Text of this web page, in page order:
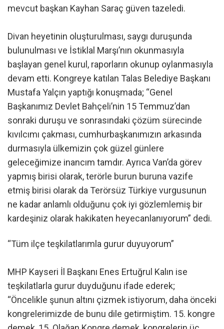
mevcut başkan Kayhan Saraç güven tazeledi.
Divan heyetinin oluşturulması, saygı duruşunda
bulunulması ve İstiklal Marşı’nın okunmasıyla
başlayan genel kurul, raporların okunup oylanmasıyla
devam etti. Kongreye katılan Talas Belediye Başkanı
Mustafa Yalçın yaptığı konuşmada; “Genel
Başkanımız Devlet Bahçeli’nin 15 Temmuz’dan
sonraki duruşu ve sonrasındaki çözüm sürecinde
kıvılcımı çakması, cumhurbaşkanımızın arkasında
durmasıyla ülkemizin çok güzel günlere
geleceğimize inancım tamdır. Ayrıca Van’da görev
yapmış birisi olarak, terörle burun buruna vazife
etmiş birisi olarak da Terörsüz Türkiye vurgusunun
ne kadar anlamlı olduğunu çok iyi gözlemlemiş bir
kardeşiniz olarak hakikaten heyecanlanıyorum” dedi.
“Tüm ilçe teşkilatlarımla gurur duyuyorum”
MHP Kayseri İl Başkanı Enes Ertuğrul Kalın ise
teşkilatlarla gurur duyduğunu ifade ederek;
“Öncelikle şunun altını çizmek istiyorum, daha önceki
kongrelerimizde de bunu dile getirmiştim. 15. kongre